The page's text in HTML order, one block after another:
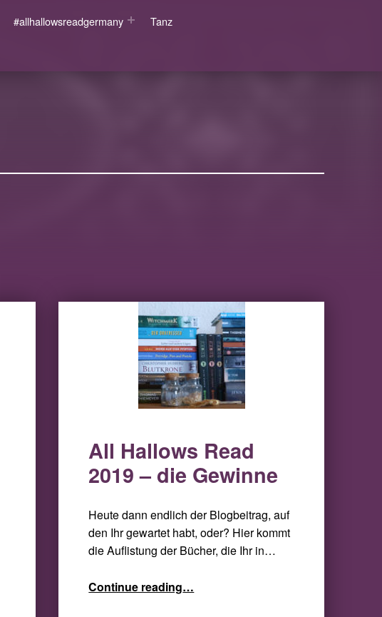
#allhallowsreadgermany Tanz
All Hallows Read
2019 – die Gewinne
Heute dann endlich der Blogbeitrag, auf
den Ihr gewartet habt, oder? Hier kommt
die Auflistung der Bücher, die Ihr in…
Continue reading…